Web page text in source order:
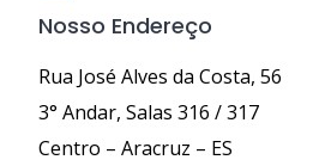
Nosso Endereço
Rua José Alves da Costa, 56
3° Andar, Salas 316 / 317
Centro – Aracruz – ES